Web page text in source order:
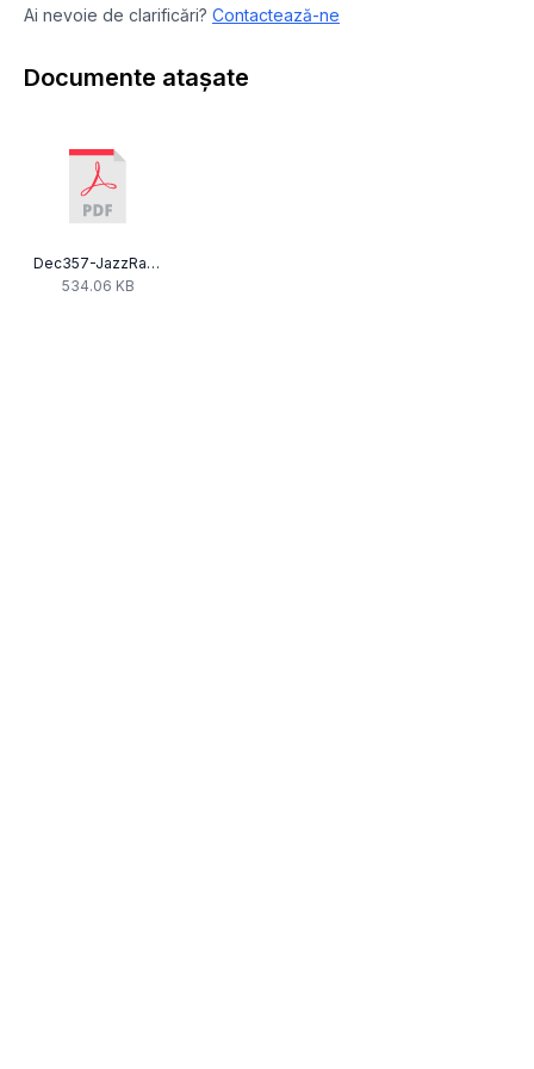
Ai nevoie de clarificări? Contactează-ne
Documente atașate
Dec357-JazzRadio-12alin3.pdf
534.06 KB